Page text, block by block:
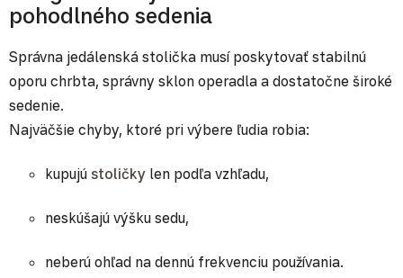
pohodlného sedenia
Správna jedálenská stolička musí poskytovať stabilnú
oporu chrbta, správny sklon operadla a dostatočne široké
sedenie.
Najväčšie chyby, ktoré pri výbere ľudia robia:
kupujú stoličky len podľa vzhľadu,
neskúšajú výšku sedu,
neberú ohľad na dennú frekvenciu používania.